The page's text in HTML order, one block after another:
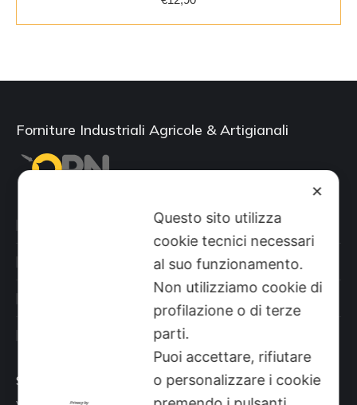
Forniture Industriali Agricole & Artigianali
Sede
✕
Questo sito utilizza
cookie tecnici necessari
al suo funzionamento.
Non utilizziamo cookie di
profilazione o di terze
parti.
Puoi accettare, rifiutare
o personalizzare i cookie